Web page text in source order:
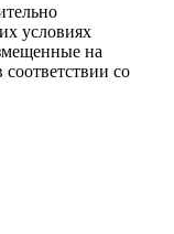
условиях
на
со